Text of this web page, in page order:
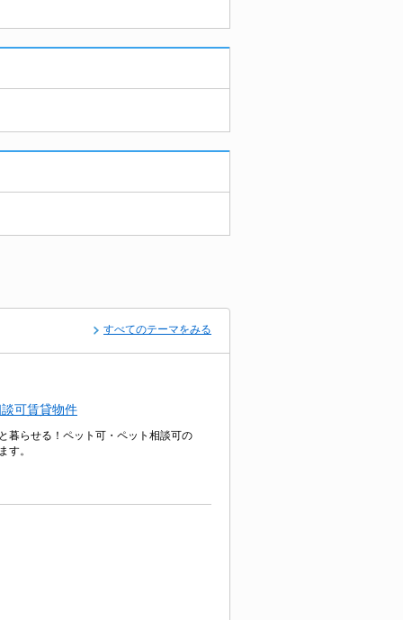
すべてのテーマをみる
可賃貸物件
暮らせる！ペット可・ペット相談可の
す。